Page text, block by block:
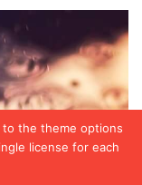
to the theme options
license for each